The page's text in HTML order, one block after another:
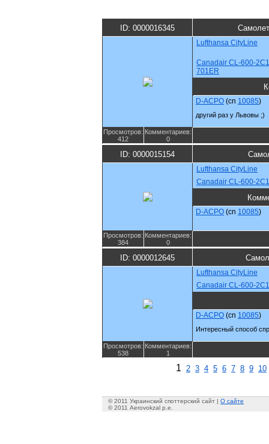
ID: 0000016345
Lufthansa CityLine
Canadair CL-600-
701ER
D-ACPO (cn 10085)
другий раз у Львовы ;)
Просмотров:
412
Комментариев:
0
ID: 0000015154
Lufthansa CityLine
Canadair CL-600-
D-ACPO (cn 10085)
Просмотров:
384
Комментариев:
0
ID: 0000012645
Lufthansa CityLine
Canadair CL-600-
D-ACPO (cn 10085)
Интересный способ
Просмотров:
538
Комментариев:
1
1 2 3 4 5 6 7 8 9 10
© 2011 Украинский споттерский сайт | О сайте
© 2011 Aerovokzal p.e.